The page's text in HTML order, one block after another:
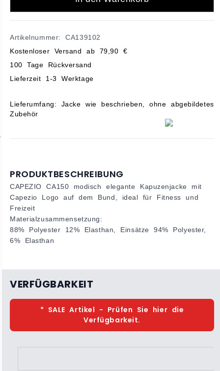
Artikelnummer: CA139102
Kostenloser Versand ab 79,90 €
100 Tage Rückversand
Lieferzeit 1-3 Werktage
Lieferumfang: Jacke wie beschrieben, ohne abgebildetes
Zubehör
PRODUKTBESCHREIBUNG
CAPEZIO CA150 modisch elegante Kapuzenjacke mit
Capezio Logo auf dem Bund, ideal für Fitness und
Freizeit
Materialzusammensetzung:
88% Polyester 12% Elasthan, Einsätze 94% Polyester,
6% Elasthan
VERFÜGBARKEIT
* SALE Artikel - Prüfen Sie hier die
Verfügbarkeit.